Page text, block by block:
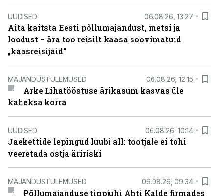
UUDISED 06.08.26, 13:27
Aita kaitsta Eesti põllumajandust, metsi ja
loodust – ära too reisilt kaasa soovimatuid
„kaasreisijaid“
MAJANDUSTULEMUSED 06.08.26, 12:15
Arke Lihatööstuse ärikasum kasvas üle
kaheksa korra
UUDISED 06.08.26, 10:14
Jaekettide lepingud luubi all: tootjale ei tohi
veeretada ostja äririski
MAJANDUSTULEMUSED 06.08.26, 09:34
Põllumajanduse tippjuhi Ahti Kalde firmades